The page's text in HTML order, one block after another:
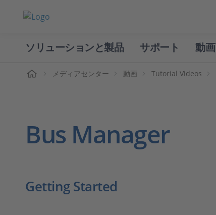
ソリューションと製品 サポート 動画
メディアセンター 動画 Tutorial Videos
Bus Manager
Getting Started